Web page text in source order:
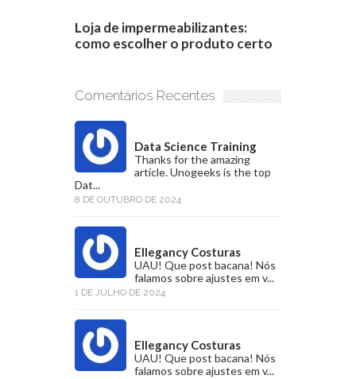
Loja de impermeabilizantes:
como escolher o produto certo
Comentários Recentes
Data Science Training
Thanks for the amazing
article. Unogeeks is the top
Dat...
8 DE OUTUBRO DE 2024
Ellegancy Costuras
UAU! Que post bacana! Nós
falamos sobre ajustes em v...
1 DE JULHO DE 2024
Ellegancy Costuras
UAU! Que post bacana! Nós
falamos sobre ajustes em v...